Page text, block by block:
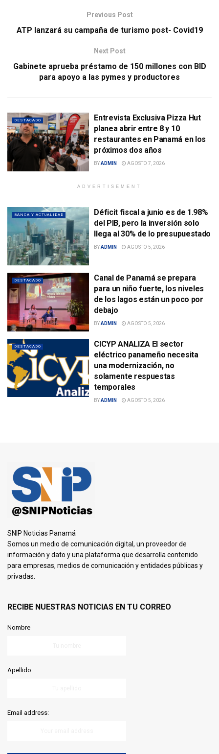
Previous Post
ATP lanzará su campaña de turismo post- Covid19
Next Post
Gabinete aprueba préstamo de 150 millones con BID
para apoyo a las pymes y productores
DESTACADO
Entrevista Exclusiva Pizza Hut
planea abrir entre 8 y 10
restaurantes en Panamá en los
próximos dos años
BYADMIN AGOSTO 7, 2026
ADVERTISEMENT
BANCA Y ACTUALIDAD
Déficit fiscal a junio es de 1.98%
del PIB, pero la inversión solo
llega al 30% de lo presupuestado
BYADMIN AGOSTO 5, 2026
DESTACADO
Canal de Panamá se prepara
para un niño fuerte, los niveles
de los lagos están un poco por
debajo
BYADMIN AGOSTO 5, 2026
DESTACADO
CICYP ANALIZA El sector
eléctrico panameño necesita
una modernización, no
solamente respuestas
temporales
BYADMIN AGOSTO 5, 2026
SNIP Noticias Panamá
Somos un medio de comunicación digital, un proveedor de
información y dato y una plataforma que desarrolla contenido
para empresas, medios de comunicación y entidades públicas y
privadas.
RECIBE NUESTRAS NOTICIAS EN TU CORREO
Nombre
Apellido
Email address: